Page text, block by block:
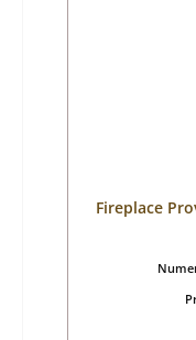
Fireplace